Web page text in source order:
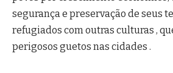
segurança e preservação de seus
refugiados com outras culturas ,
perigosos guetos nas cidades .